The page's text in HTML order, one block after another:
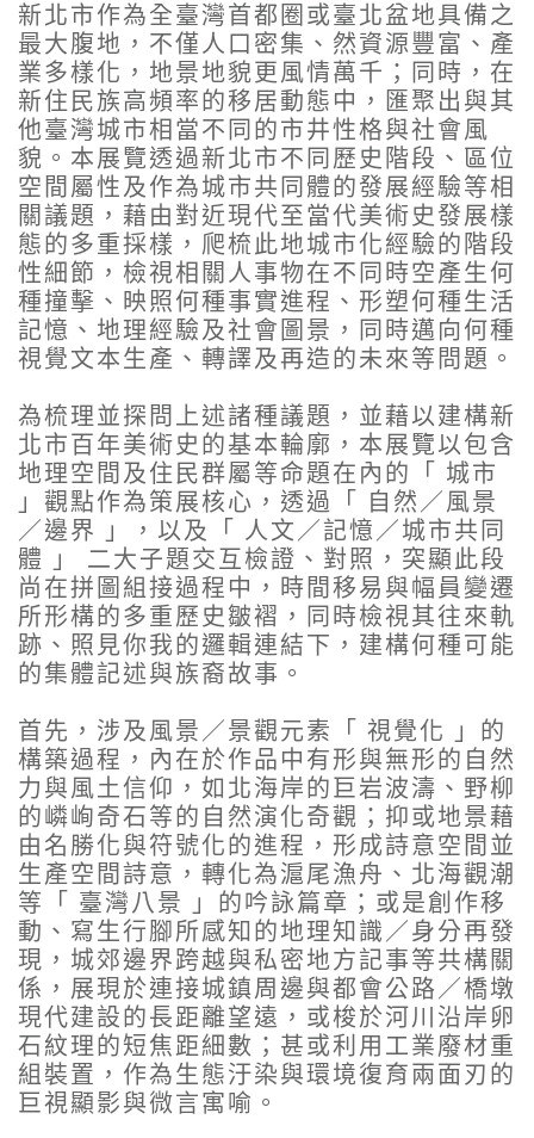
新北市作為全臺灣首都圈或臺北盆地具備之
最大腹地，不僅人口密集、然資源豐富、產
業多樣化，地景地貌更風情萬千；同時，在
新住民族高頻率的移居動態中，匯聚出與其
他臺灣城市相當不同的市井性格與社會風
貌。本展覽透過新北市不同歷史階段、區位
空間屬性及作為城市共同體的發展經驗等相
關議題，藉由對近現代至當代美術史發展樣
態的多重採樣，爬梳此地城市化經驗的階段
性細節，檢視相關人事物在不同時空產生何
種撞擊、映照何種事實進程、形塑何種生活
記憶、地理經驗及社會圖景，同時邁向何種
視覺文本生產、轉譯及再造的未來等問題。
為梳理並探問上述諸種議題，並藉以建構新
北市百年美術史的基本輪廓，本展覽以包含
地理空間及住民群屬等命題在內的「 城市
」觀點作為策展核心，透過「 自然／風景
／邊界 」，以及「 人文／記憶／城市共同
體 」 二大子題交互檢證、對照，突顯此段
尚在拼圖組接過程中，時間移易與幅員變遷
所形構的多重歷史皺褶，同時檢視其往來軌
跡、照見你我的邏輯連結下，建構何種可能
的集體記述與族裔故事。
首先，涉及風景／景觀元素「 視覺化 」的
構築過程，內在於作品中有形與無形的自然
力與風土信仰，如北海岸的巨岩波濤、野柳
的嶙峋奇石等的自然演化奇觀；抑或地景藉
由名勝化與符號化的進程，形成詩意空間並
生產空間詩意，轉化為滬尾漁舟、北海觀潮
等「 臺灣八景 」的吟詠篇章；或是創作移
動、寫生行腳所感知的地理知識／身分再發
現，城郊邊界跨越與私密地方記事等共構關
係，展現於連接城鎮周邊與都會公路／橋墩
現代建設的長距離望遠，或梭於河川沿岸卵
石紋理的短焦距細數；甚或利用工業廢材重
組裝置，作為生態汙染與環境復育兩面刃的
巨視顯影與微言寓喻。